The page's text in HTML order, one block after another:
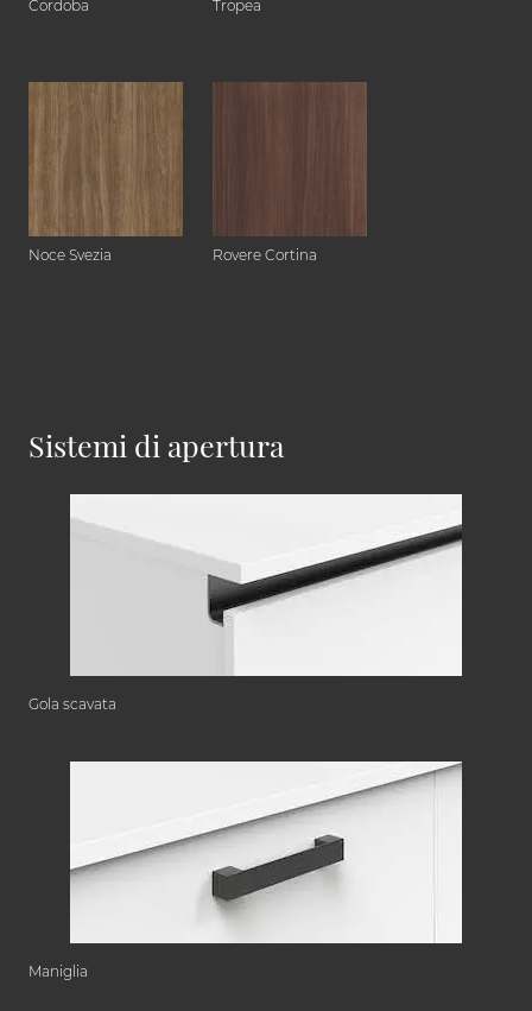
Cordoba Tropea
Noce Svezia Rovere Cortina
Sistemi di apertura
Gola scavata
Maniglia